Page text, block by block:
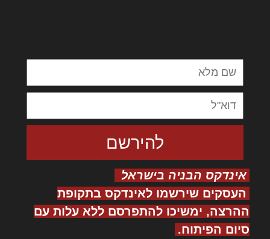
אינדקס הבניה בישראל
העסקים שירשמו לאינדקס בתקופת
ההרצה, ימשיכו להתפרסם ללא עלות עם
סיום הפיתוח.